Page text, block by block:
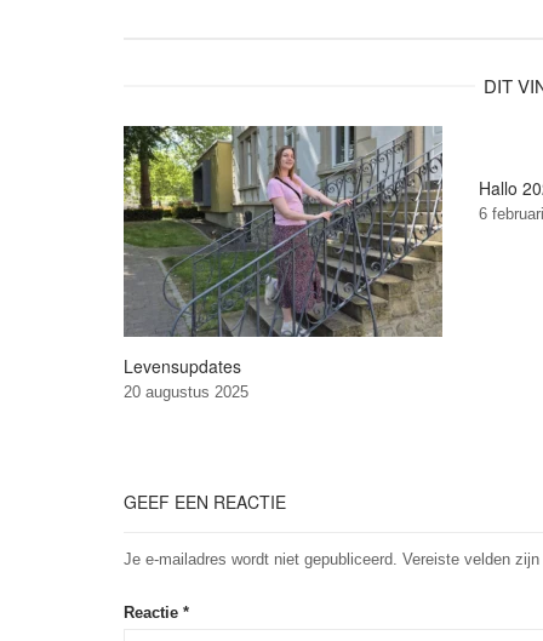
DIT
Levensupdates
20 augustus 2025
Hallo
6
GEEF EEN REACTIE
Je e-mailadres wordt niet gepubliceerd. Vereiste velden
Reactie *